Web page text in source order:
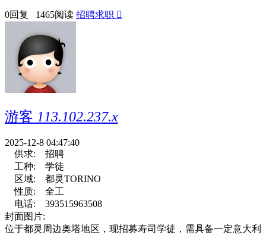
0回复 1465阅读 招聘求职 
游客 113.102.237.x
2025-12-8 04:47:40
供求:
招聘
工种:
学徒
区域:
都灵TORINO
性质:
全工
电话:
393515963508
封面图片:
位于都灵周边奥塔地区，现招募寿司学徒，需具备一定意大利